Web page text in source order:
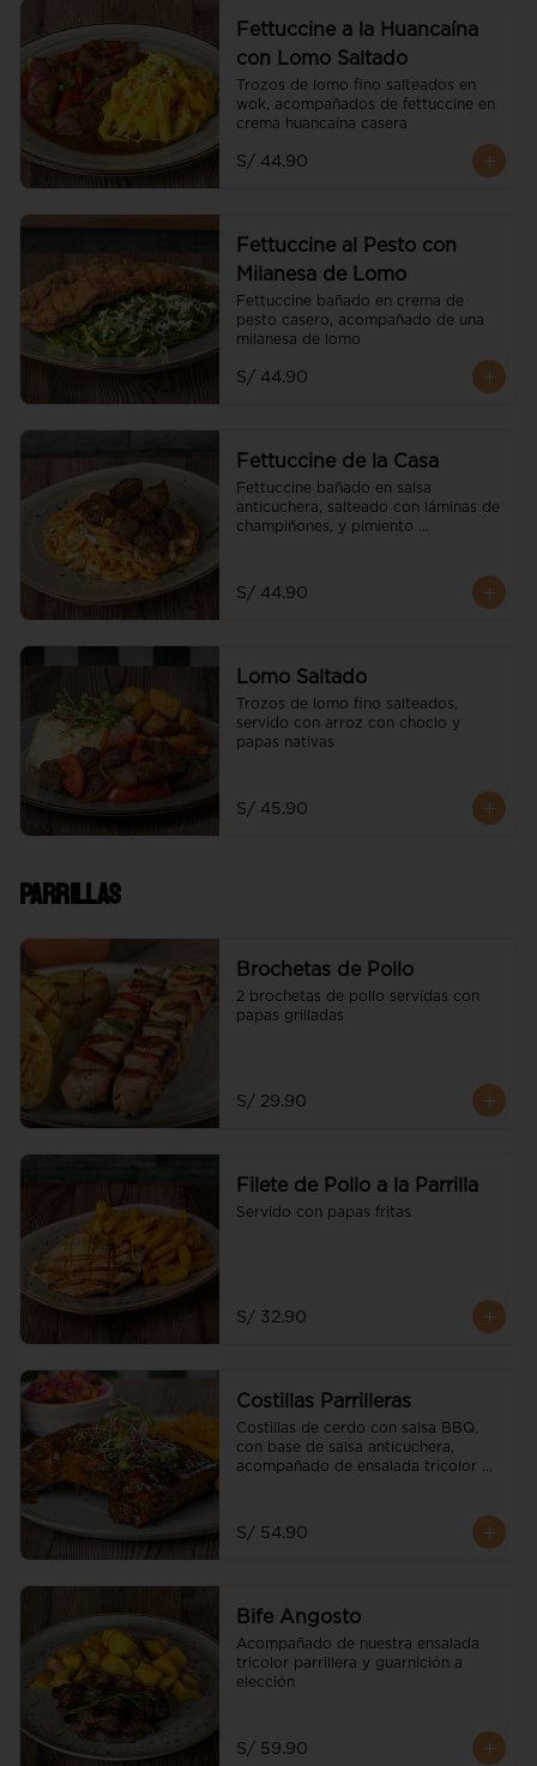
Fettuccine a la Huancaína
con Lomo Saltado
Trozos de lomo fino salteados en
wok, acompañados de fettuccine en
crema huancaína casera
S/ 44.90
Fettuccine al Pesto con
Milanesa de Lomo
Fettuccine bañado en crema de
pesto casero, acompañado de una
milanesa de lomo
S/ 44.90
Fettuccine de la Casa
Fettuccine bañado en salsa
anticuchera, salteado con láminas de
champiñones, y pimiento
S/ 44.90
Lomo Saltado
Trozos de lomo fino salteados,
servido con arroz con choclo y
papas nativas
S/ 45.90
Parrillas
Brochetas de Pollo
2 brochetas de pollo servidas con
papas grilladas
S/ 29.90
Filete de Pollo a la Parrilla
Servido con papas fritas
S/ 32.90
Costillas Parrilleras
Costillas de cerdo con salsa BBQ,
con base de salsa anticuchera,
acompañado de ensalada tricolor
S/ 54.90
Bife Angosto
Acompañado de nuestra ensalada
tricolor parrillera y guarnición a
elección
S/ 59.90